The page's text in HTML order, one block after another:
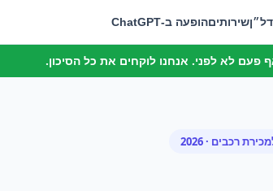
שירותיםהופעה ב-ChatGPT
לא לפני. אנחנו לוקחים את כל הסיכון.
מכירת רכבים · 2026